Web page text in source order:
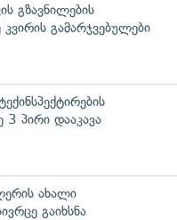
გზავნილების
კვირის გამარჯვებულები
3 პირი დააკავა
ახალი
გაიხსნა